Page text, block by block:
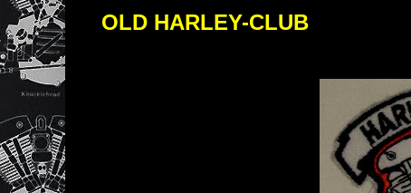
OLD HARLEY-CLUB